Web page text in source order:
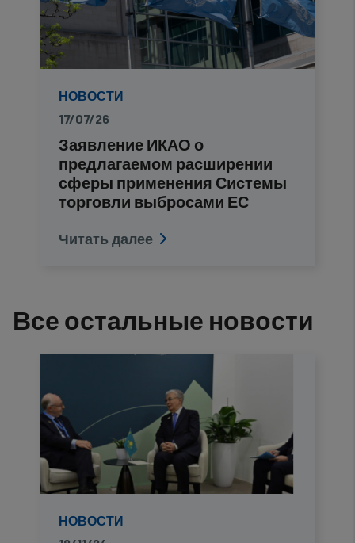
НОВОСТИ
17/07/26
Заявление ИКАО о
предлагаемом расширении
сферы применения Системы
торговли выбросами ЕС
Читать далее
Все остальные новости
НОВОСТИ